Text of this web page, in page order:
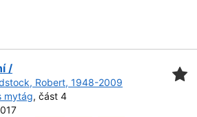
/
Robert, 1948-2009
mytág, část 4